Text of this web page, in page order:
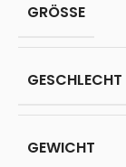
GRÖSSE
GESCHLECHT
GEWICHT